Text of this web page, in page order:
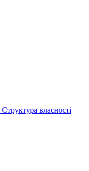
Структура власності